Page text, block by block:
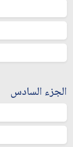
الجزء السادس